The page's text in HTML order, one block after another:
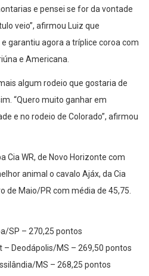
e pensei se for da vontade
veio”, afirmou Luiz que
garantiu agora a tríplice coroa com
e Americana.
algum rodeio que gostaria de
“Quero muito ganhar em
e no rodeio de Colorado”, afirmou
Cia WR, de Novo Horizonte com
animal o cavalo Ajáx, da Cia
de Maio/PR com média de 45,75.
SP – 270,25 pontos
Deodápolis/MS – 269,50 pontos
MS – 268,25 pontos